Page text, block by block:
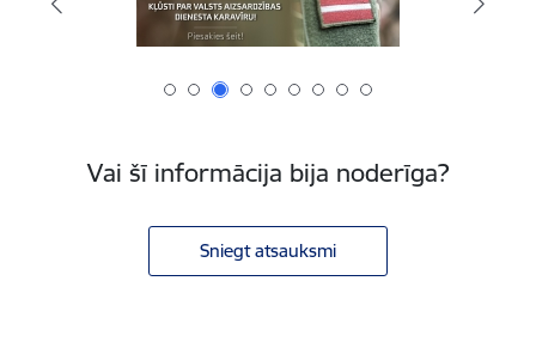
Vai šī informācija bija noderīga?
Sniegt atsauksmi